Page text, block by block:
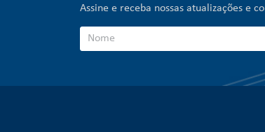
Assine e receba nossas atualizações e